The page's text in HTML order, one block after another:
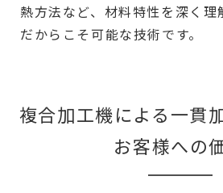
熱方法など、材料特性を深く
だからこそ可能な技術です。
複合加工機による一貫
お客様への